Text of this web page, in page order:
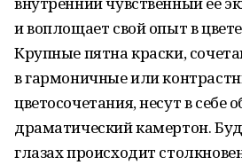
и воплощает свой опыт в
Крупные пятна краски,
в гармоничные или
цветосочетания, несут в себе
драматический камертон.
глазах происходит